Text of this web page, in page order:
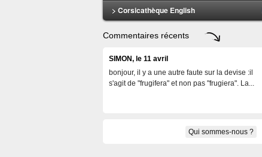
> Corsicathèque English
Commentaires récents
SIMON, le 11 avril
bonjour, il y a une autre faute sur la devise :il
s'agit de "frugifera" et non pas "frugiera". La...
Qui sommes-nous ?